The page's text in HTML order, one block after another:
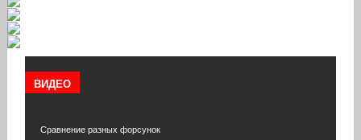
ВИДЕО
Сравнение разных форсунок